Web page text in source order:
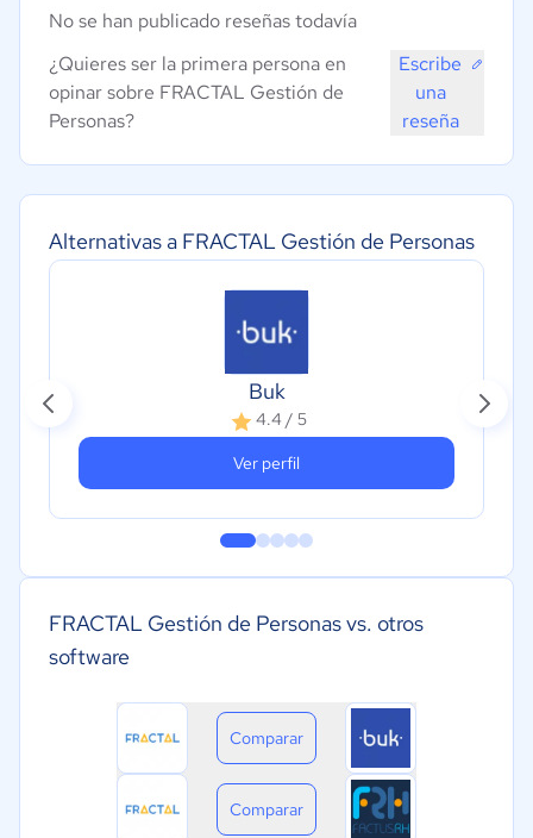
Alternativas a FRACTAL Gestión de Personas
Buk
4.4 / 5
Ver perfil
FRACTAL Gestión de Personas vs. otros
software
Comparar
Comparar
No se han publicado reseñas todavía
¿Quieres ser la primera persona en
opinar sobre FRACTAL Gestión de
Personas?
Escribe
una
reseña